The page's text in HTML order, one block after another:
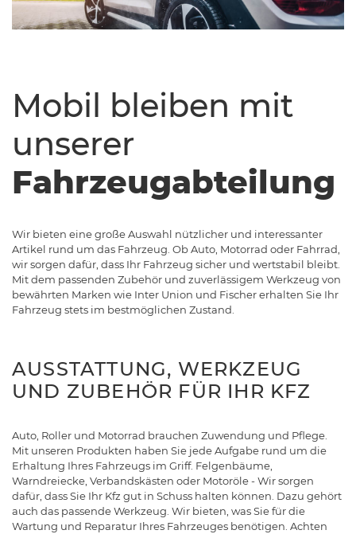
Mobil bleiben mit
unserer
Fahrzeugabteilung
Wir bieten eine große Auswahl nützlicher und interessanter
Artikel rund um das Fahrzeug. Ob Auto, Motorrad oder Fahrrad,
wir sorgen dafür, dass Ihr Fahrzeug sicher und wertstabil bleibt.
Mit dem passenden Zubehör und zuverlässigem Werkzeug von
bewährten Marken wie Inter Union und Fischer erhalten Sie Ihr
Fahrzeug stets im bestmöglichen Zustand.
AUSSTATTUNG, WERKZEUG
UND ZUBEHÖR FÜR IHR KFZ
Auto, Roller und Motorrad brauchen Zuwendung und Pflege.
Mit unseren Produkten haben Sie jede Aufgabe rund um die
Erhaltung Ihres Fahrzeugs im Griff. Felgenbäume,
Warndreiecke, Verbandskästen oder Motoröle - Wir sorgen
dafür, dass Sie Ihr Kfz gut in Schuss halten können. Dazu gehört
auch das passende Werkzeug. Wir bieten, was Sie für die
Wartung und Reparatur Ihres Fahrzeuges benötigen. Achten